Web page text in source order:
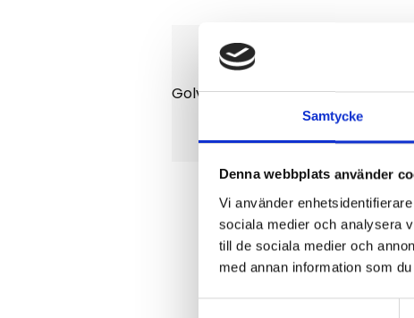
Samtycke
Denna webbplats använder
Vi använder
sociala medier och analysera
till de sociala medier och
med annan information som
Golvmatta till Liugong 9018F.